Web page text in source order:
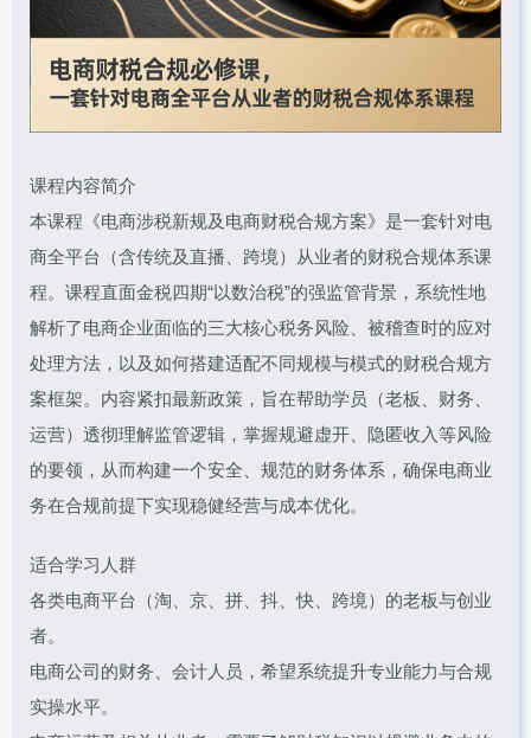
课程内容简介
本课程《电商涉税新规及电商财税合规方案》是一套针对电
商全平台（含传统及直播、跨境）从业者的财税合规体系课
程。课程直面金税四期“以数治税”的强监管背景，系统性地
解析了电商企业面临的三大核心税务风险、被稽查时的应对
处理方法，以及如何搭建适配不同规模与模式的财税合规方
案框架。内容紧扣最新政策，旨在帮助学员（老板、财务、
运营）透彻理解监管逻辑，掌握规避虚开、隐匿收入等风险
的要领，从而构建一个安全、规范的财务体系，确保电商业
务在合规前提下实现稳健经营与成本优化。
适合学习人群
各类电商平台（淘、京、拼、抖、快、跨境）的老板与创业
者。
电商公司的财务、会计人员，希望系统提升专业能力与合规
实操水平。